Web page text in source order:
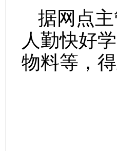
据网点
人勤快好学
物料等，